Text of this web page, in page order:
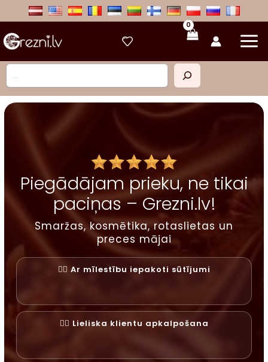
Meklēt
Piegādājam prieku, ne tikai
paciņas – Grezni.lv!
Smaržas, kosmētika, rotaslietas un
preces mājai
✓⃝ Ar mīlestību iepakoti sūtījumi
✓⃝ Lieliska klientu apkalpošana